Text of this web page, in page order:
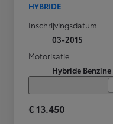
HYBRIDE
Inschrijvingsdatum
03-2015
Motorisatie
Hybride Benzine
€ 13.450